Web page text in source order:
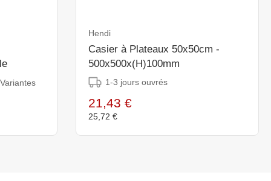
Hendi
Casier à Plateaux 50x50cm -
500x500x(H)100mm
1-3 jours ouvrés
21,43 €
25,72 €